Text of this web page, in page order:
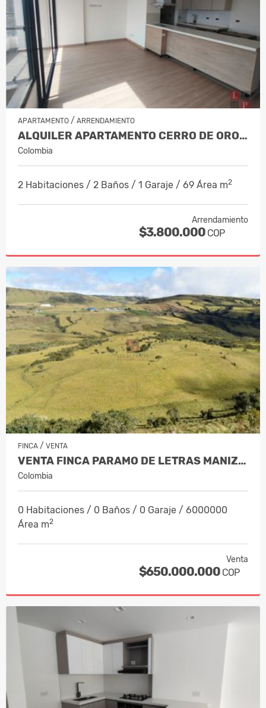
APARTAMENTO / ARRENDAMIENTO
ALQUILER APARTAMENTO CERRO DE ORO,…
Colombia
2 Habitaciones / 2 Baños / 1 Garaje / 69 Área m2
Arrendamiento
$3.800.000 COP
FINCA / VENTA
VENTA FINCA PARAMO DE LETRAS MANIZAL…
Colombia
0 Habitaciones / 0 Baños / 0 Garaje / 6000000
Área m2
Venta
$650.000.000 COP